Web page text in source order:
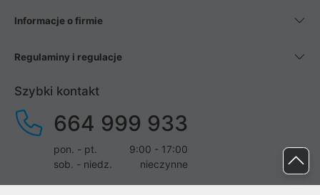
Informacje o firmie
Regulaminy i regulacje
Szybki kontakt
664 999 933
pon. - pt.
9:00 - 17:00
sob. - niedz.
nieczynne